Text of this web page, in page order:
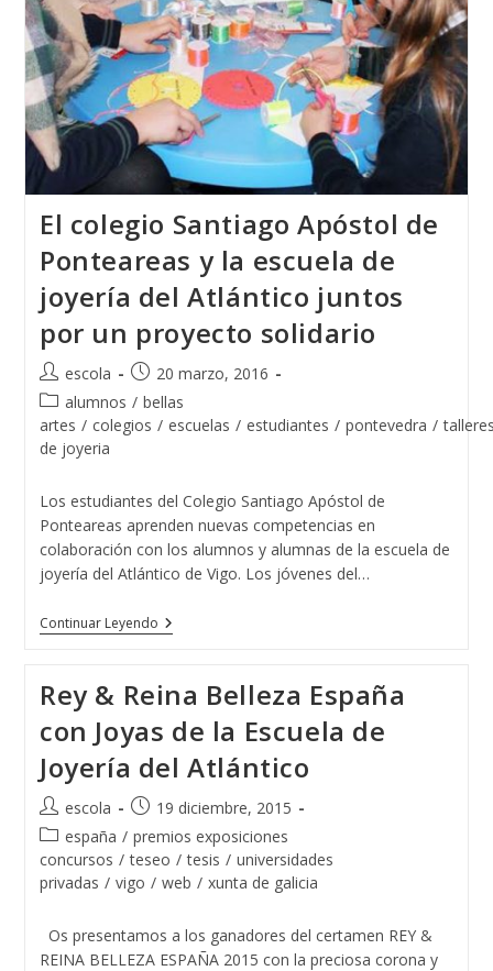
El colegio Santiago Apóstol de
Ponteareas y la escuela de
joyería del Atlántico juntos
por un proyecto solidario
Autor
de
la
entrada:
escola
Publicación
de
la
entrada:
20 marzo, 2016
Categoría
de
la
alumnos / bellas
artes / colegios / escuelas / estudiantes / pontevedra /
de joyeria
Los estudiantes del Colegio Santiago Apóstol de
Ponteareas aprenden nuevas competencias en
colaboración con los alumnos y alumnas de la escuela de
joyería del Atlántico de Vigo. Los jóvenes del…
Continuar LeyendoEl
Colegio
De
Ponteareas
Y
La
Escuela
De
Joyería
Del
Atlántico
Juntos
Por
Un
Rey & Reina Belleza España
con Joyas de la Escuela de
Joyería del Atlántico
Autor
de
la
entrada:
escola
Publicación
de
la
entrada:
19 diciembre, 2015
Categoría
de
la
españa / premios exposiciones
concursos / teseo / tesis / universidades
privadas / vigo / web / xunta de galicia
Os presentamos a los ganadores del certamen REY &
REINA BELLEZA ESPAÑA 2015 con la preciosa corona y